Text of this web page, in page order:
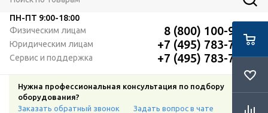
ПН-ПТ 9:00-18:00
Физическим лицам
8 (800) 100-91-12
Юридическим лицам +7 (495) 783-72-87
Сервис и поддержка +7 (495) 783-72-87
Нужна профессиональная консультация по подбору
оборудования?
Заказать обратный звонок
Задать вопрос в чате